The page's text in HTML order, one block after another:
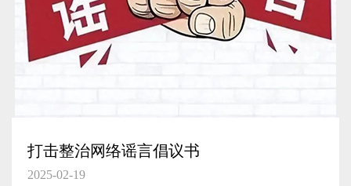
打击整治网络谣言倡议书
2025-02-19